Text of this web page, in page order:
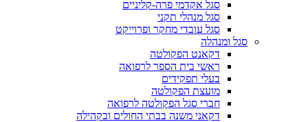
סגל אקדמי פרה-קליניים
סגל מנהלי תקני
סגל עובדי מחקר ופרוייקט
סגל ומנהלה
דקאנט הפקולטה
ראשי בית הספר לרפואה
בעלי תפקידים
מועצת הפקולטה
חברי סגל הפקולטה לרפואה
דקאני משנה בבתי החולים ובקהילה